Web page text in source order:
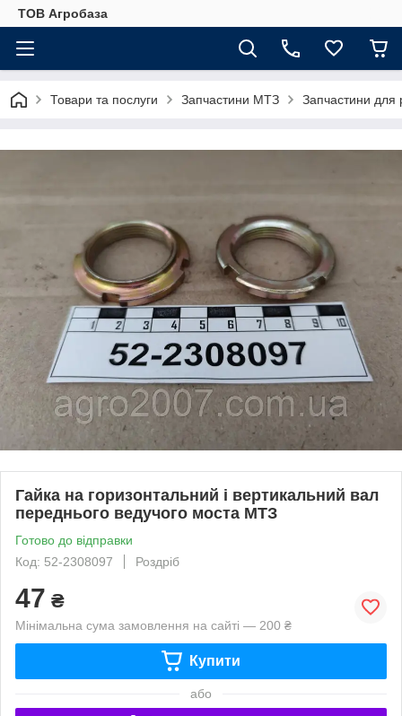
ТОВ Агробаза
Товари та послуги Запчастини МТЗ Запчастини для
Гайка на горизонтальний і вертикальний вал
переднього ведучого моста МТЗ
Готово до відправки
Код: 52-2308097
Роздріб
47 ₴
Мінімальна сума замовлення на сайті — 200 ₴
Купити
або